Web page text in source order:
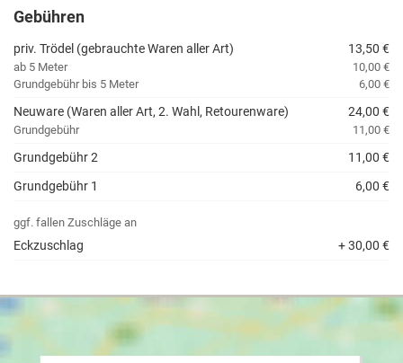
Gebühren
priv. Trödel (gebrauchte Waren aller Art) 13,50 €
ab 5 Meter
10,00 €
Grundgebühr bis 5 Meter
6,00 €
Neuware (Waren aller Art, 2. Wahl, Retourenware) 24,00 €
Grundgebühr 11,00 €
Grundgebühr 2
11,00 €
Grundgebühr 1
6,00 €
ggf. fallen Zuschläge an
Eckzuschlag + 30,00 €